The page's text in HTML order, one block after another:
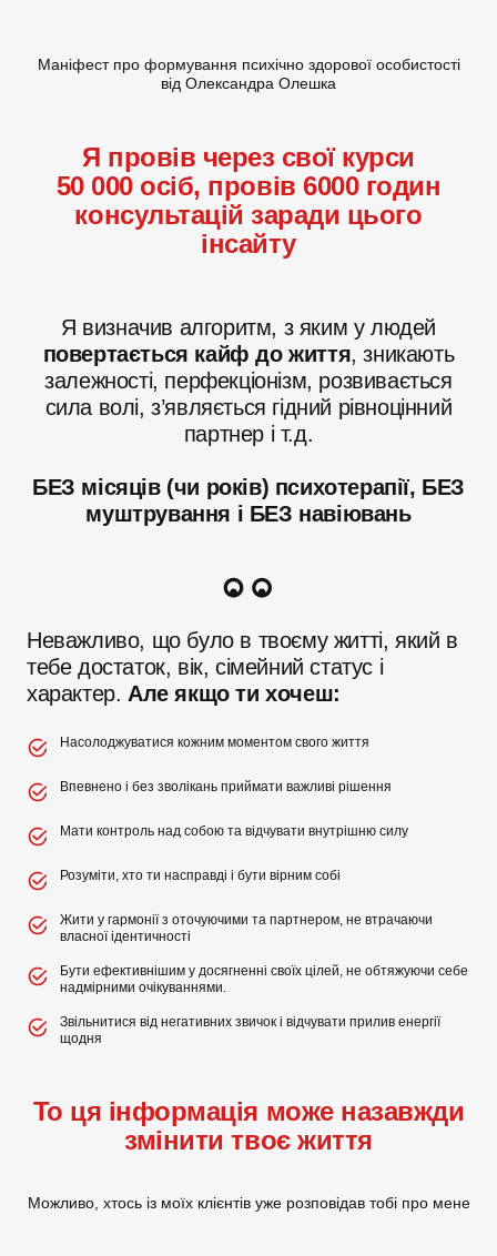
Маніфест про формування психічно здорової особистості
від Олександра Олешка
Я провів через свої курси
50 000 осіб, провів 6000 годин
консультацій заради цього
інсайту
Я визначив алгоритм, з яким у людей
повертається кайф до життя, зникають
залежності, перфекціонізм, розвивається
сила волі, з’являється гідний рівноцінний
партнер і т.д.
БЕЗ місяців (чи років) психотерапії, БЕЗ
муштрування і БЕЗ навіювань
Неважливо, що було в твоєму житті, який в
тебе достаток, вік, сімейний статус і
характер. Але якщо ти хочеш:
Насолоджуватися кожним моментом свого життя
Впевнено і без зволікань приймати важливі рішення
Мати контроль над собою та відчувати внутрішню силу
Розуміти, хто ти насправді і бути вірним собі
Жити у гармонії з оточуючими та партнером, не втрачаючи
власної ідентичності
Бути ефективнішим у досягненні своїх цілей, не обтяжуючи себе
надмірними очікуваннями.
Звільнитися від негативних звичок і відчувати прилив енергії
щодня
То ця інформація може назавжди
змінити твоє життя
Можливо, хтось із моїх клієнтів уже розповідав тобі про мене